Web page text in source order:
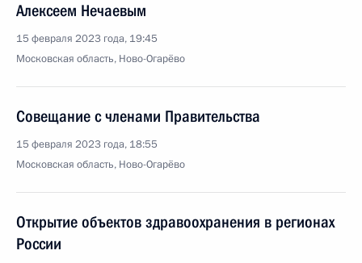
Алексеем Нечаевым
15 февраля 2023 года, 19:45
Московская область, Ново-Огарёво
Совещание с членами Правительства
15 февраля 2023 года, 18:55
Московская область, Ново-Огарёво
Открытие объектов здравоохранения в регионах
России